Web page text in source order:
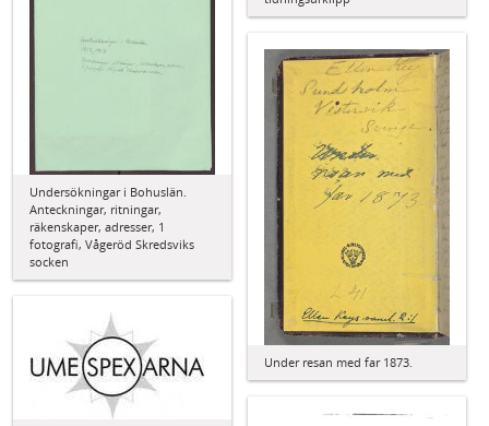
Undersökningar i Bohuslän.
Anteckningar, ritningar,
räkenskaper, adresser, 1
fotografi, Vågeröd Skredsviks
socken
Under resan med far 1873.